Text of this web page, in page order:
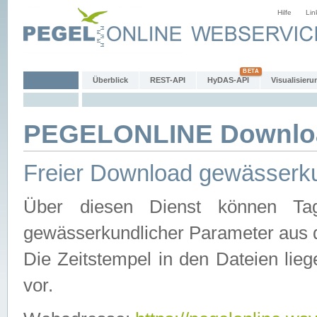
Hilfe
Überblick REST-API HyDAS-API
PEGELONLINE
Freier Download
Über diesen Dienst können
gewässerkundlicher Parameter aus
Die Zeitstempel in den Dateien
vor.